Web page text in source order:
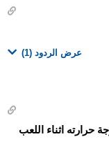
عرض الردود (1)
اثناء اللعب